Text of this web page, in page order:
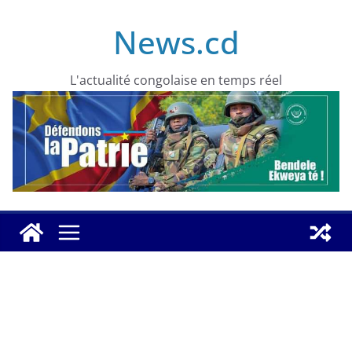
News.cd
L'actualité congolaise en temps réel